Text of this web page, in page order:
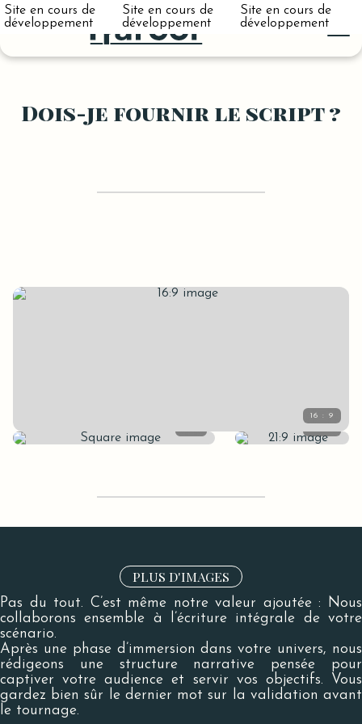
Site en cours de
développement
Site en cours de
développement
Site en cours de
développement
Dois-je fournir le script ?
PLUS D'IMAGES
Pas du tout. C’est même notre valeur ajoutée : Nous
collaborons ensemble à l’écriture intégrale de votre
scénario.
Après une phase d’immersion dans votre univers, nous
rédigeons une structure narrative pensée pour
captiver votre audience et servir vos objectifs. Vous
gardez bien sûr le dernier mot sur la validation avant
le tournage.